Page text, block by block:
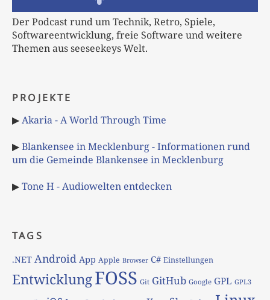
Der Podcast rund um Technik, Retro, Spiele,
Softwareentwicklung, freie Software und weitere
Themen aus seeseekeys Welt.
PROJEKTE
▶Akaria - A World Through Time
▶Blankensee in Mecklenburg - Informationen rund
um die Gemeinde Blankensee in Mecklenburg
▶Tone H - Audiowelten entdecken
TAGS
.NET Android App Apple Browser C# Einstellungen
EntwicklungFOSS Git GitHub Google GPL GPL3